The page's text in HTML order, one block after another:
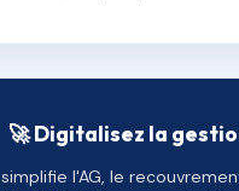
🚀 Digitalisez la
l'AG, le